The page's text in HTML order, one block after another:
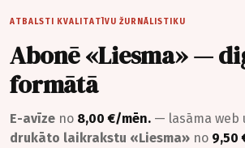
ATBALSTI KVALITATĪVU ŽURNĀLISTIKU
Abonē «Liesma» —
formātā
E-avīze no 8,00 €/mēn. — lasāma web
drukāto laikrakstu «Liesma» no 9,50